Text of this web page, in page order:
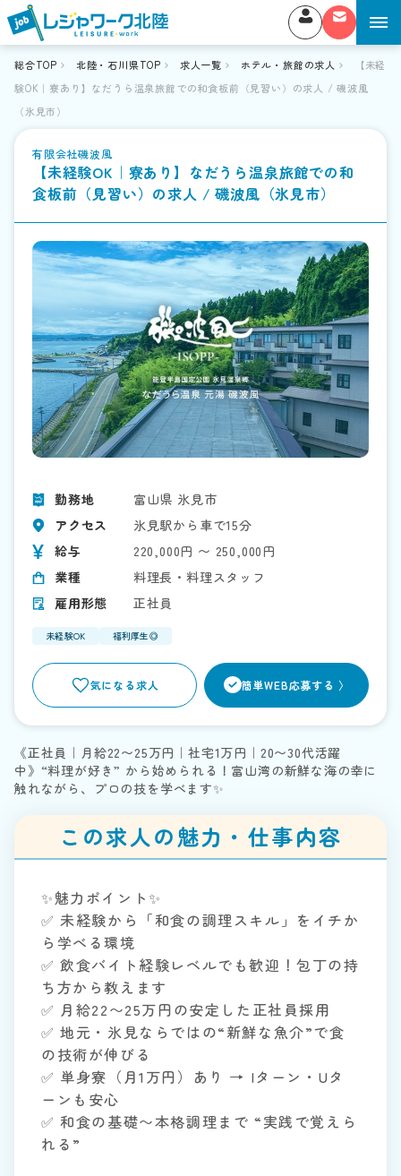
総合TOP 北陸・石川県TOP 求人一覧 ホテル・旅館の求人
【未経
験OK｜寮あり】なだうら温泉旅館での和食板前（見習い）の求人 / 磯波風
（氷見市）
有限会社磯波風
【未経験OK｜寮あり】なだうら温泉旅館での和
食板前（見習い）の求人 / 磯波風（氷見市）
勤務地
富山県 氷見市
アクセス
氷見駅から車で15分
給与
220,000円 〜 250,000円
業種
料理長・料理スタッフ
雇用形態
正社員
未経験OK 福利厚生◎
> 気になる求人 簡単WEB応募する 〉
《正社員｜月給22〜25万円｜社宅1万円｜20〜30代活躍
中》“料理が好き” から始められる！富山湾の新鮮な海の幸に
触れながら、プロの技を学べます✨
この求人の魅力・仕事内容
✨魅力ポイント✨
✅ 未経験から「和食の調理スキル」をイチか
ら学べる環境
✅ 飲食バイト経験レベルでも歓迎！包丁の持
ち方から教えます
✅ 月給22〜25万円の安定した正社員採用
✅ 地元・氷見ならではの“新鮮な魚介”で食
の技術が伸びる
✅ 単身寮（月1万円）あり → Iターン・Uタ
ーンも安心
✅ 和食の基礎〜本格調理まで “実践で覚えら
れる”